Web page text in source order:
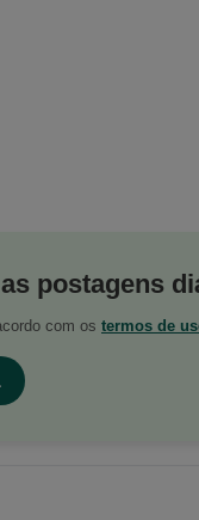
postagens
com os termos de